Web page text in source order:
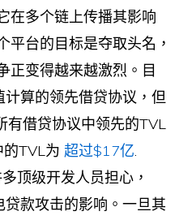
在多个链上传播其影响
平台的目标是夺取头名，
正变得越来越激烈。目
计算的领先借贷协议，但
有借贷协议中领先的TVL
的TVL为 超过$17亿.
顶级开发人员担心，
款攻击的影响。一旦其